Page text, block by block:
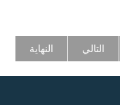
التالي النهاية